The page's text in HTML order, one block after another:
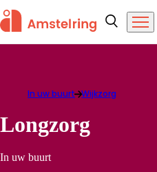
Overslaan en naar de inhoud gaan
Amstelring
Zoeken
In uw buurt Wijkzorg
longzorg
Longzorg
In uw buurt